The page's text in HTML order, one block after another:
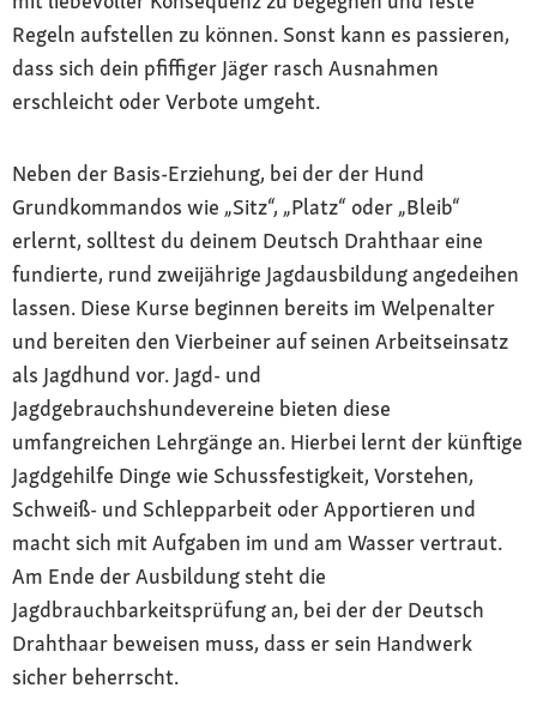
Regeln aufstellen zu können. Sonst kann es passieren,
dass sich dein pfiffiger Jäger rasch Ausnahmen
erschleicht oder Verbote umgeht.
Neben der Basis-Erziehung, bei der der Hund
Grundkommandos wie „Sitz“, „Platz“ oder „Bleib“
erlernt, solltest du deinem Deutsch Drahthaar eine
fundierte, rund zweijährige Jagdausbildung angedeihen
lassen. Diese Kurse beginnen bereits im Welpenalter
und bereiten den Vierbeiner auf seinen Arbeitseinsatz
als Jagdhund vor. Jagd- und
Jagdgebrauchshundevereine bieten diese
umfangreichen Lehrgänge an. Hierbei lernt der künftige
Jagdgehilfe Dinge wie Schussfestigkeit, Vorstehen,
Schweiß- und Schlepparbeit oder Apportieren und
macht sich mit Aufgaben im und am Wasser vertraut.
Am Ende der Ausbildung steht die
Jagdbrauchbarkeitsprüfung an, bei der der Deutsch
Drahthaar beweisen muss, dass er sein Handwerk
sicher beherrscht.